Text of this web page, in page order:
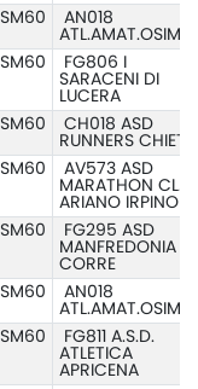
SM60
AN018
ATL.AMAT.OSIMO
SM60
FG806 I
SARACENI DI
LUCERA
SM60
CH018 ASD
RUNNERS CHIETI
SM60
AV573 ASD
MARATHON CL.
ARIANO IRPINO
SM60
FG295 ASD
MANFREDONIA
CORRE
SM60
AN018
ATL.AMAT.OSIMO
SM60
FG811 A.S.D.
ATLETICA
APRICENA